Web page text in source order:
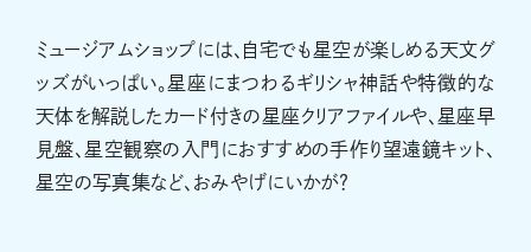
ミュージアムショップには、自宅でも星空が楽しめる天文グ
ッズがいっぱい。星座にまつわるギリシャ神話や特徴的な
天体を解説したカード付きの星座クリアファイルや、星座早
見盤、星空観察の入門におすすめの手作り望遠鏡キット、
星空の写真集など、おみやげにいかが？